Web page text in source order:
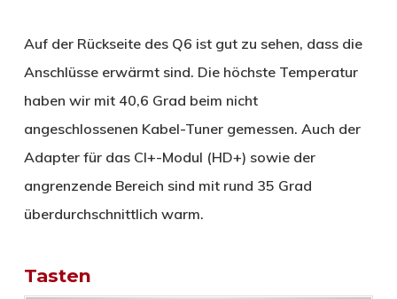
Auf der Rückseite des Q6 ist gut zu sehen, dass die
Anschlüsse erwärmt sind. Die höchste Temperatur
haben wir mit 40,6 Grad beim nicht
angeschlossenen Kabel-Tuner gemessen. Auch der
Adapter für das CI+-Modul (HD+) sowie der
angrenzende Bereich sind mit rund 35 Grad
überdurchschnittlich warm.
Tasten